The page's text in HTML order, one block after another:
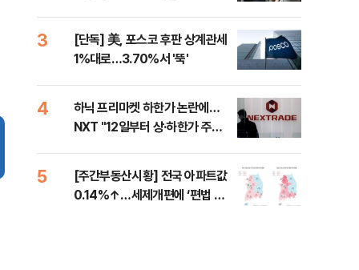
3
[단독] 美, 포스코 후판 상계관세
1%대로…3.70%서 '뚝'
4
하닉 프리마켓 하한가 논란에…
NXT "12일부터 상·하한가 주문
5
[주간부동산시황] 전국 아파트값
0.14%↑…세제개편에 ‘편법 주